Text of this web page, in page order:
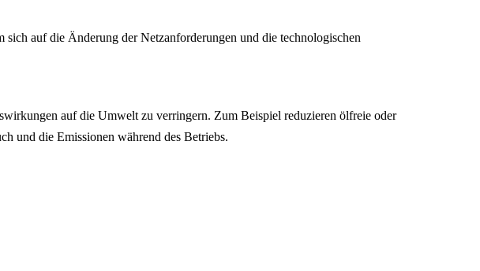
auf die Änderung der Netzanforderungen und die technologischen
auf die Umwelt zu verringern. Zum Beispiel reduzieren ölfreie oder
und die Emissionen während des Betriebs.